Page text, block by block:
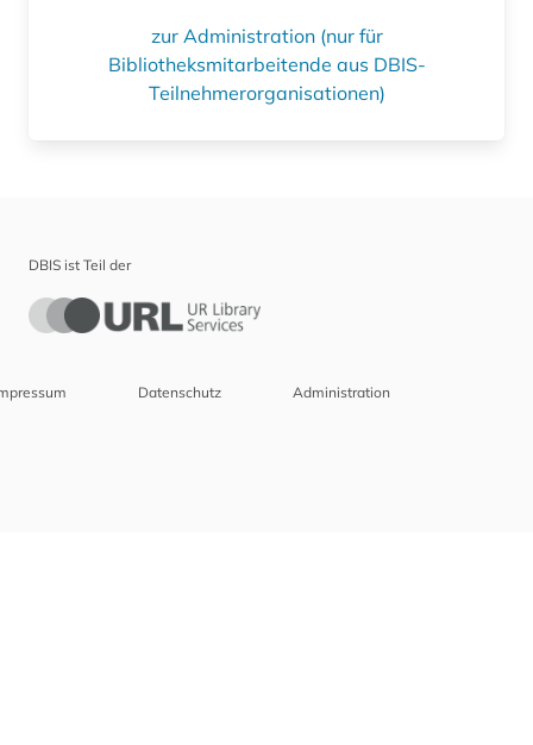
zur Administration (nur für
Bibliotheksmitarbeitende aus DBIS-
Teilnehmerorganisationen)
DBIS ist Teil der
Datenschutz Administration